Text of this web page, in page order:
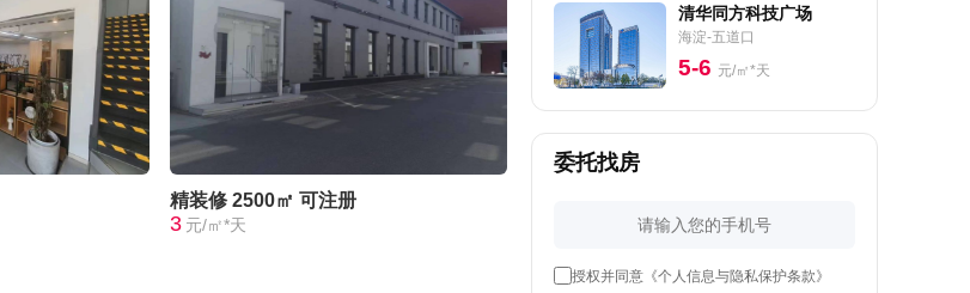
精装修 2500㎡ 可注册
3 元/㎡*天
清华同方科技广场
海淀-五道口
5-6 元/㎡*天
委托找房
授权并同意《个人信息与隐私保护条款》